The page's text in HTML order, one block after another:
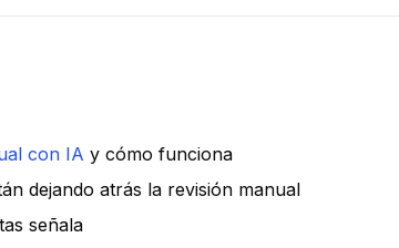
con IA y cómo funciona
dejando atrás la revisión manual
señala